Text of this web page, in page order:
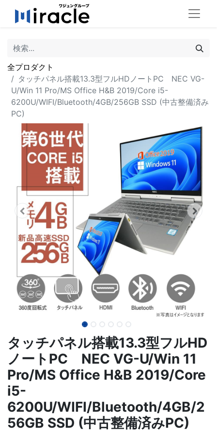
全プロダクト
タッチパネル搭載13.3型フルHDノートPC NEC VG-
U/Win 11 Pro/MS Office H&B 2019/Core i5-
6200U/WIFI/Bluetooth/4GB/256GB SSD (中古整備済み
PC)
タッチパネル搭載13.3型フルHD
ノートPC NEC VG-U/Win 11
Pro/MS Office H&B 2019/Core
i5-
6200U/WIFI/Bluetooth/4GB/2
56GB SSD (中古整備済みPC)